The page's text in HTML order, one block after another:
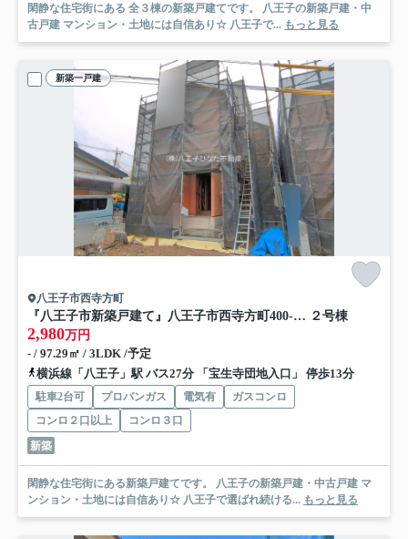
閑静な住宅街にある 全３棟の新築戸建てです。 八王子の新築戸建・中
古戸建 マンション・土地には自信あり☆ 八王子で... もっと見る
新築一戸建
八王子市西寺方町
『八王子市新築戸建て』八王子市西寺方町400-47【仲介手数料無料】 ２期 ２号棟
2,980万円
- / 97.29㎡ / 3LDK /予定
横浜線「八王子」駅 バス27分 「宝生寺団地入口」 停歩13分
駐車2台可 プロパンガス 電気有
ガスコンロ
コンロ２口以上
コンロ３口
新築
閑静な住宅街にある新築戸建てです。 八王子の新築戸建・中古戸建 マ
ンション・土地には自信あり☆ 八王子で選ばれ続ける... もっと見る